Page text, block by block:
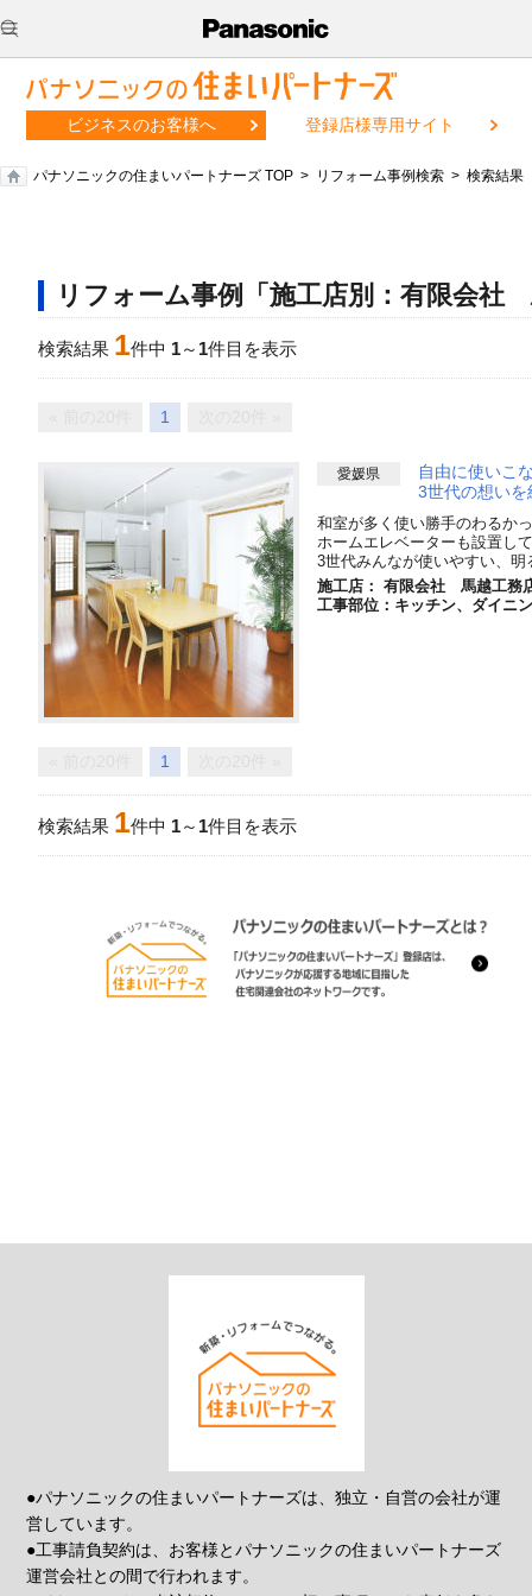
ビジネスのお客様へ 登録店様専用サイト
パナソニックの住まいパートナーズ TOP リフォーム事例検索 検索結果
リフォーム事例「施工店別：有限会社
検索結果 1件中 1～ 1件目を表示
1
愛媛県
自由に使いこ
3世代の想い
和室が多く使い勝手のわるか
ホームエレベーターも設置し
3世代みんなが使いやすい、
施工店： 有限会社 馬越工務
工事部位：キッチン、ダイニ
1
検索結果 1件中 1～ 1件目を表示
●パナソニックの住まいパートナーズは、独立・自営の会社が運
営しています。
●工事請負契約は、お客様とパナソニックの住まいパートナーズ
運営会社との間で行われます。